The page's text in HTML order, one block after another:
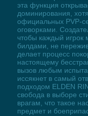
эта функция
доминирования,
официальных PVP-
оговорками.
чтобы каждый игрок
билдами, не
делает процесс
настоящему
вызов любым
иссякнет в самый
подходом ELDEN
свобода в выборе
врагам, что такое
предмет и